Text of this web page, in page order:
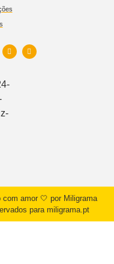
amor 🤍 por Miligrama
para miligrama.pt